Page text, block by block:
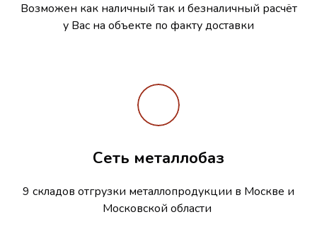
Возможен как наличный так и безналичный расчёт
у Вас на объекте по факту доставки
Сеть металлобаз
9 складов отгрузки металлопродукции в Москве и
Московской области